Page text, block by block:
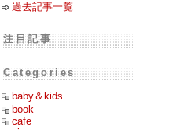
過去記事一覧
注目記事
Categories
baby＆kids
book
cafe